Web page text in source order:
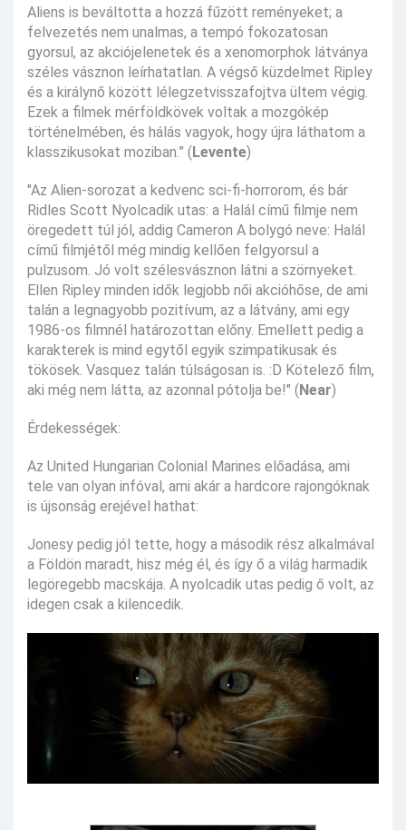
Aliens is beváltotta a hozzá fűzött reményeket; a
felvezetés nem unalmas, a tempó fokozatosan
gyorsul, az akciójelenetek és a xenomorphok látványa
széles vásznon leírhatatlan. A végső küzdelmet Ripley
és a királynő között lélegzetvisszafojtva ültem végig.
Ezek a filmek mérföldkövek voltak a mozgókép
történelmében, és hálás vagyok, hogy újra láthatom a
klasszikusokat moziban.” ( Levente)
"Az Alien-sorozat a kedvenc sci-fi-horrorom, és bár
Ridles Scott Nyolcadik utas: a Halál című filmje nem
öregedett túl jól, addig Cameron A bolygó neve: Halál
című filmjétől még mindig kellően felgyorsul a
pulzusom. Jó volt szélesvásznon látni a szörnyeket.
Ellen Ripley minden idők legjobb női akcióhőse, de ami
talán a legnagyobb pozitívum, az a látvány, ami egy
1986-os filmnél határozottan előny. Emellett pedig a
karakterek is mind egytől egyik szimpatikusak és
tökösek. Vasquez talán túlságosan is. :D Kötelező film,
aki még nem látta, az azonnal pótolja be!" ( Near)
Érdekességek:
Az United Hungarian Colonial Marines előadása, ami
tele van olyan infóval, ami akár a hardcore rajongóknak
is újsonság erejével hathat:
Jonesy pedig jól tette, hogy a második rész alkalmával
a Földön maradt, hisz még él, és így ő a világ harmadik
legöregebb macskája. A nyolcadik utas pedig ő volt, az
idegen csak a kilencedik.